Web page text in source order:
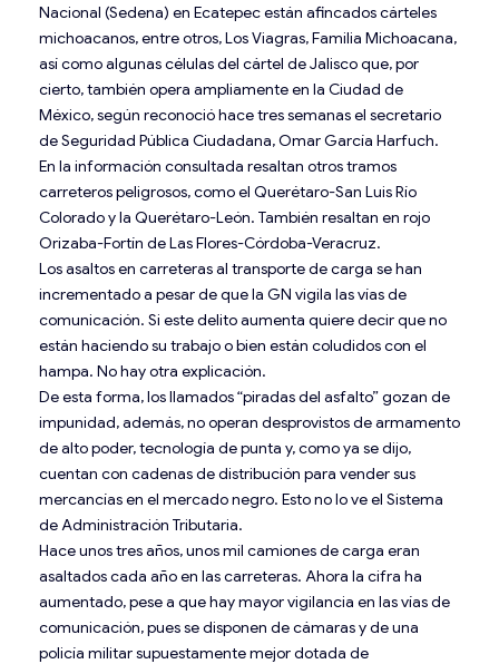
Nacional (Sedena) en Ecatepec están afincados cárteles
michoacanos, entre otros, Los Viagras, Familia Michoacana,
así como algunas células del cártel de Jalisco que, por
cierto, también opera ampliamente en la Ciudad de
México, según reconoció hace tres semanas el secretario
de Seguridad Pública Ciudadana, Omar García Harfuch.
En la información consultada resaltan otros tramos
carreteros peligrosos, como el Querétaro-San Luis Río
Colorado y la Querétaro-León. También resaltan en rojo
Orizaba-Fortín de Las Flores-Córdoba-Veracruz.
Los asaltos en carreteras al transporte de carga se han
incrementado a pesar de que la GN vigila las vías de
comunicación. Si este delito aumenta quiere decir que no
están haciendo su trabajo o bien están coludidos con el
hampa. No hay otra explicación.
De esta forma, los llamados “piradas del asfalto” gozan de
impunidad, además, no operan desprovistos de armamento
de alto poder, tecnología de punta y, como ya se dijo,
cuentan con cadenas de distribución para vender sus
mercancías en el mercado negro. Esto no lo ve el Sistema
de Administración Tributaria.
Hace unos tres años, unos mil camiones de carga eran
asaltados cada año en las carreteras. Ahora la cifra ha
aumentado, pese a que hay mayor vigilancia en las vías de
comunicación, pues se disponen de cámaras y de una
policía militar supuestamente mejor dotada de